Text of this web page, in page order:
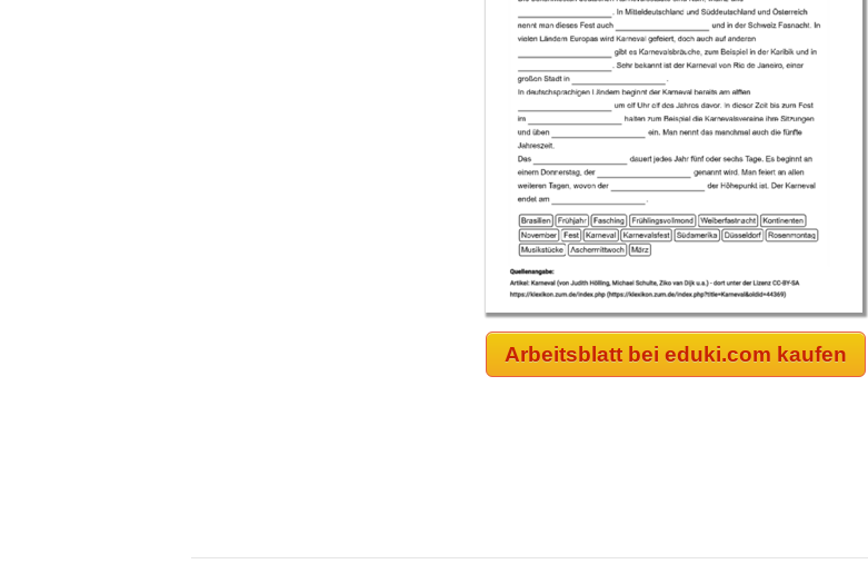
Arbeitsblatt bei eduki.com kaufen